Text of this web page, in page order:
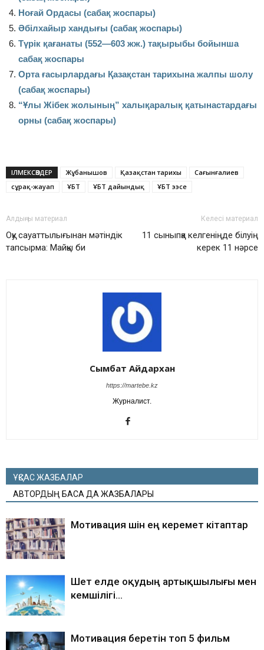
Ноғай Ордасы (сабақ жоспары)
Әбілхайыр хандығы (сабақ жоспары)
Түрiк қағанаты (552—603 жж.) тақырыбы бойынша
сабақ жоспары
Орта ғасырлардағы Қазақстан тарихына жалпы шолу
(сабақ жоспары)
“Ұлы Жібек жолының” халықаралық қатынастардағы
орны (сабақ жоспары)
ІЛМЕКСӨЗДЕР Жұбанышов Қазақстан тарихы
Сағынғалиев
сұрақ-жауап
ҰБТ ҰБТ дайындық ҰБТ ээсе
Алдыңғы материал
Оқу сауаттылығынан мәтіндік
тапсырма: Майқы би
Келесі материал
11 сыныпқа келгеніңде білуің
керек 11 нәрсе
Сымбат Айдархан
https://martebe.kz
Журналист.
ҰҚСАС ЖАЗБАЛАР
АВТОРДЫҢ БАСҚА ДА ЖАЗБАЛАРЫ
Мотивация үшін ең керемет кітаптар
Шет елде оқудың артықшылығы мен
кемшілігі…
Мотивация беретін топ 5 фильм